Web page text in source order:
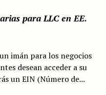
para LLC en EE.
imán para los negocios
desean acceder a su
un EIN (Número de...